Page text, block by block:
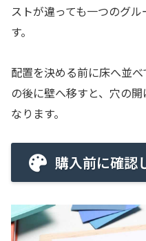
ストが違っても一つのグ
す。
配置を決める前に床へ並
の後に壁へ移すと、穴の
なります。
購入前に確認